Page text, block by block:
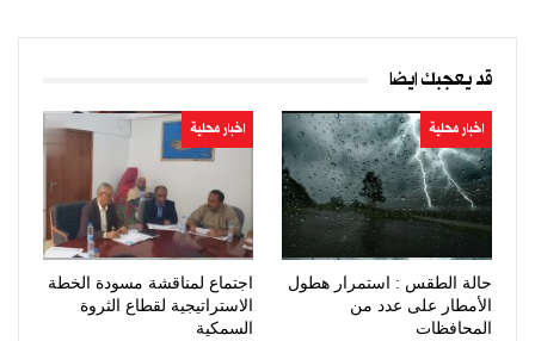
قد يعجبك ايضا
اخبار محلية
حالة الطقس : استمرار هطول
الأمطار على عدد من
المحافظات
اخبار محلية
اجتماع لمناقشة مسودة الخطة
الاستراتيجية لقطاع الثروة
السمكية